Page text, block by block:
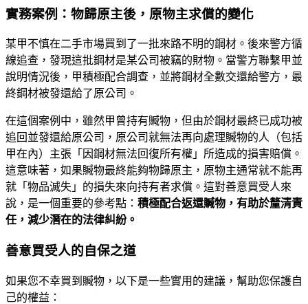
實務案例：物歸原主後，原物主求償的變化
某甲不慎在二手市場買到了一批來路不明的鋼材。後來警方循
線追查，發現這批鋼材是某公司被竊的財物。當警方聯繫甲並
說明情況後，甲積極配合調查，並將鋼材全數交還給警方，最
終鋼材被發還給了原公司。
在這個案例中，雖然甲曾持有贓物，但由於鋼材最終已成功被
追回並發還給原公司，原公司就無法再向處理贓物的人（包括
甲在內）主張「因鋼材無法回復所有權」所造成的損害賠償。
這意味著，如果贓物最終能夠物歸原主，原物主通常就不能再
就「物品滅失」的損失來向持有者求償。這對善意買受人來
說，是一個重要的參考點： 積極配合返還贓物，有助於釐清責
任，減少潛在的法律糾紛。
善意買受人的自保之道
如果您不幸買到贓物，以下是一些實用的建議，幫助您保護自
己的權益：